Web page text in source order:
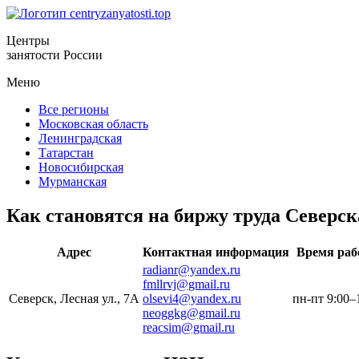
Центры
занятости России
Меню
Все регионы
Московская область
Ленинградская
Татарстан
Новосибирская
Мурманская
Как становятся на биржу труда
Адрес Контактная информация Время
Северск, Лесная ул., 7А
radianr@yandex.ru
fmllrvj@gmail.ru
olsevi4@yandex.ru
neoggkg@gmail.ru
reacsim@gmail.ru
пн-пт